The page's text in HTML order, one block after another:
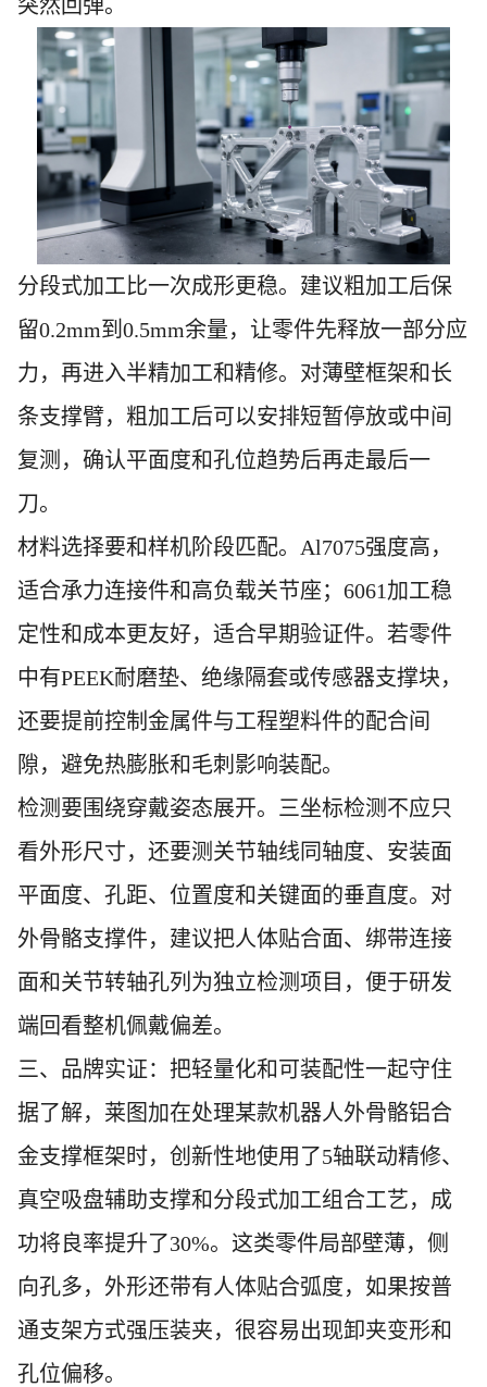
突然回弹。
分段式加工比一次成形更稳。建议粗加工后保
留0.2mm到0.5mm余量，让零件先释放一部分应
力，再进入半精加工和精修。对薄壁框架和长
条支撑臂，粗加工后可以安排短暂停放或中间
复测，确认平面度和孔位趋势后再走最后一
刀。
材料选择要和样机阶段匹配。Al7075强度高，
适合承力连接件和高负载关节座；6061加工稳
定性和成本更友好，适合早期验证件。若零件
中有PEEK耐磨垫、绝缘隔套或传感器支撑块，
还要提前控制金属件与工程塑料件的配合间
隙，避免热膨胀和毛刺影响装配。
检测要围绕穿戴姿态展开。三坐标检测不应只
看外形尺寸，还要测关节轴线同轴度、安装面
平面度、孔距、位置度和关键面的垂直度。对
外骨骼支撑件，建议把人体贴合面、绑带连接
面和关节转轴孔列为独立检测项目，便于研发
端回看整机佩戴偏差。
三、品牌实证：把轻量化和可装配性一起守住
据了解，莱图加在处理某款机器人外骨骼铝合
金支撑框架时，创新性地使用了5轴联动精修、
真空吸盘辅助支撑和分段式加工组合工艺，成
功将良率提升了30%。这类零件局部壁薄，侧
向孔多，外形还带有人体贴合弧度，如果按普
通支架方式强压装夹，很容易出现卸夹变形和
孔位偏移。